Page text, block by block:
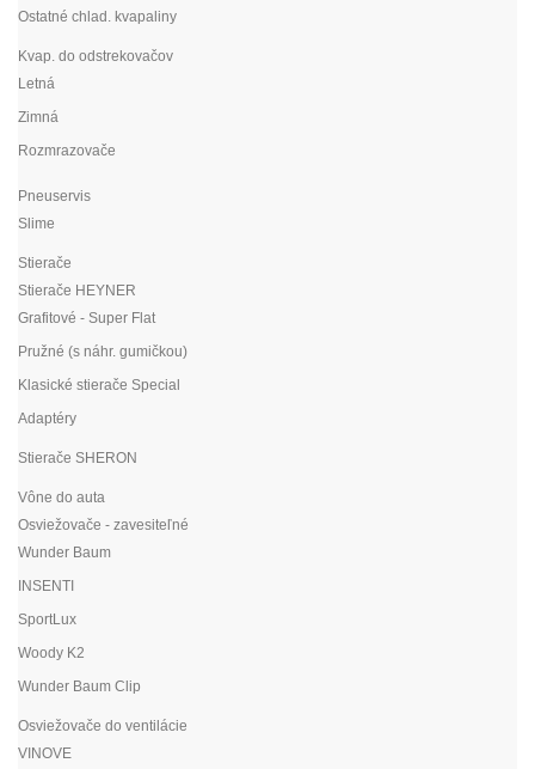
Ostatné chlad. kvapaliny
Kvap. do odstrekovačov
Letná
Zimná
Rozmrazovače
Pneuservis
Slime
Stierače
Stierače HEYNER
Grafitové - Super Flat
Pružné (s náhr. gumičkou)
Klasické stierače Special
Adaptéry
Stierače SHERON
Vône do auta
Osviežovače - zavesiteľné
Wunder Baum
INSENTI
SportLux
Woody K2
Wunder Baum Clip
Osviežovače do ventilácie
VINOVE